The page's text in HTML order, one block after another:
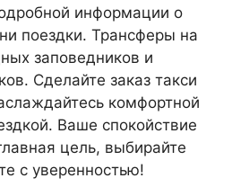
информации о
поездки. Трансферы на
заповедников и
Сделайте заказ такси
комфортной
Ваше спокойствие
цель, выбирайте
с уверенностью!